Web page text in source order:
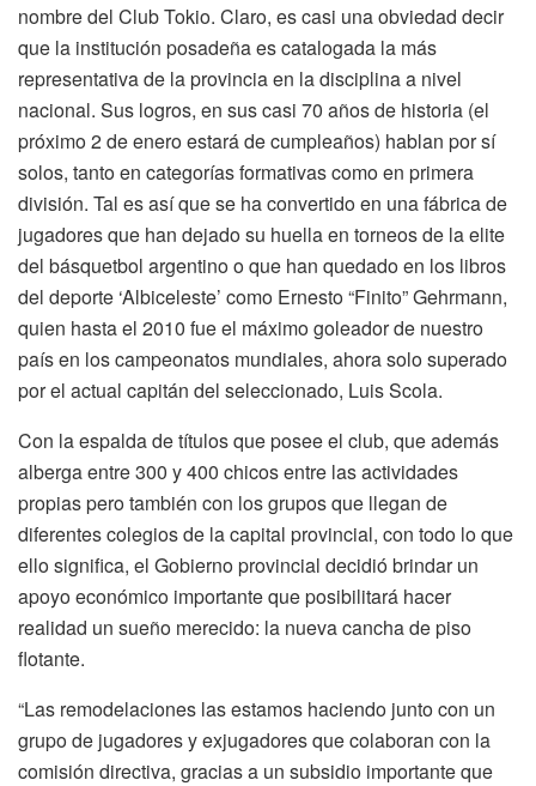
nombre del Club Tokio. Claro, es casi una obviedad decir
que la institución posadeña es catalogada la más
representativa de la provincia en la disciplina a nivel
nacional. Sus logros, en sus casi 70 años de historia (el
próximo 2 de enero estará de cumpleaños) hablan por sí
solos, tanto en categorías formativas como en primera
división. Tal es así que se ha convertido en una fábrica de
jugadores que han dejado su huella en torneos de la elite
del básquetbol argentino o que han quedado en los libros
del deporte ‘Albiceleste’ como Ernesto “Finito” Gehrmann,
quien hasta el 2010 fue el máximo goleador de nuestro
país en los campeonatos mundiales, ahora solo superado
por el actual capitán del seleccionado, Luis Scola.
Con la espalda de títulos que posee el club, que además
alberga entre 300 y 400 chicos entre las actividades
propias pero también con los grupos que llegan de
diferentes colegios de la capital provincial, con todo lo que
ello significa, el Gobierno provincial decidió brindar un
apoyo económico importante que posibilitará hacer
realidad un sueño merecido: la nueva cancha de piso
flotante.
“Las remodelaciones las estamos haciendo junto con un
grupo de jugadores y exjugadores que colaboran con la
comisión directiva, gracias a un subsidio importante que